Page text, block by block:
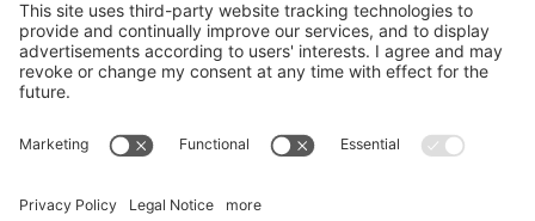
Impressum
Presse
Urheberrecht
Mitglied bei:
Die Jungen Unternehmer